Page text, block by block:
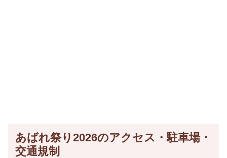
あばれ祭り2026のアクセス・駐車場・
交通規制